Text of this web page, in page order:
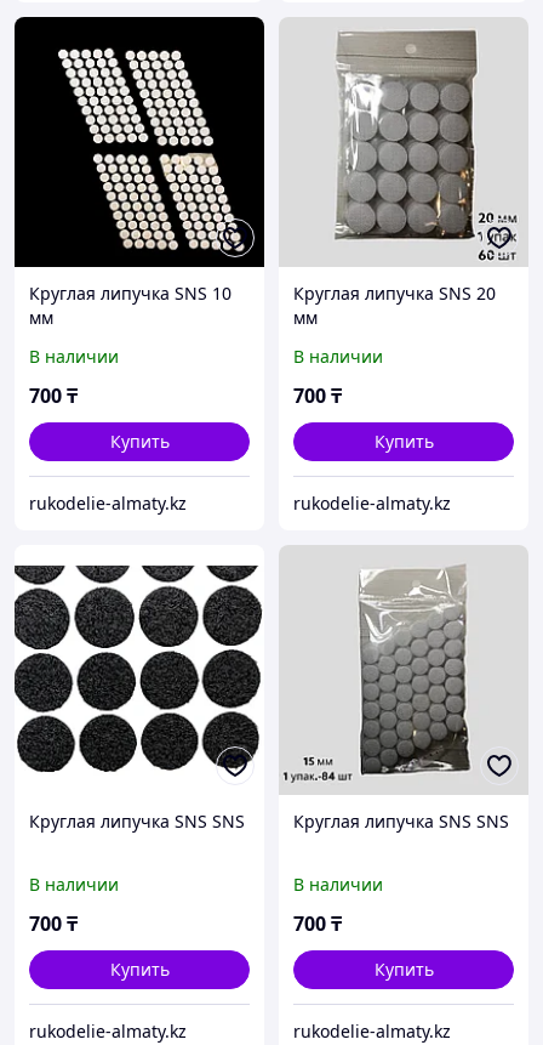
Круглая липучка SNS 10
мм
В наличии
700₸
Купить
rukodelie-almaty.kz
Круглая липучка SNS 20
мм
В наличии
700₸
Купить
rukodelie-almaty.kz
Круглая липучка SNS SNS
В наличии
700₸
Купить
rukodelie-almaty.kz
Круглая липучка SNS SNS
В наличии
700₸
Купить
rukodelie-almaty.kz